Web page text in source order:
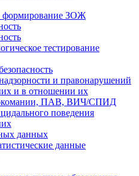
формирование ЗОЖ
тестирование
и правонарушений
и в отношении их
ПАВ, ВИЧ/СПИД
поведения
данных
данные